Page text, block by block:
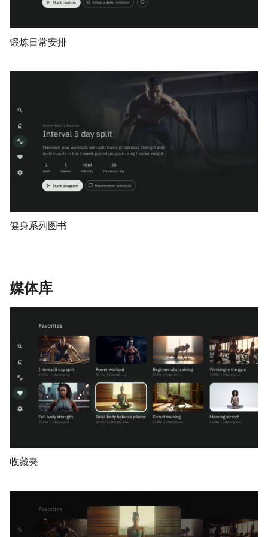
锻炼日常安排
健身系列图书
媒体库
收藏夹